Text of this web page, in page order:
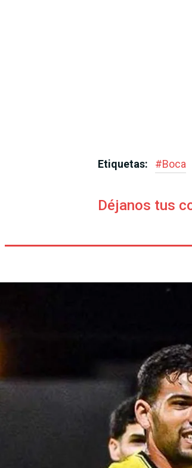
Etiquetas: #Boca
Déjanos tus